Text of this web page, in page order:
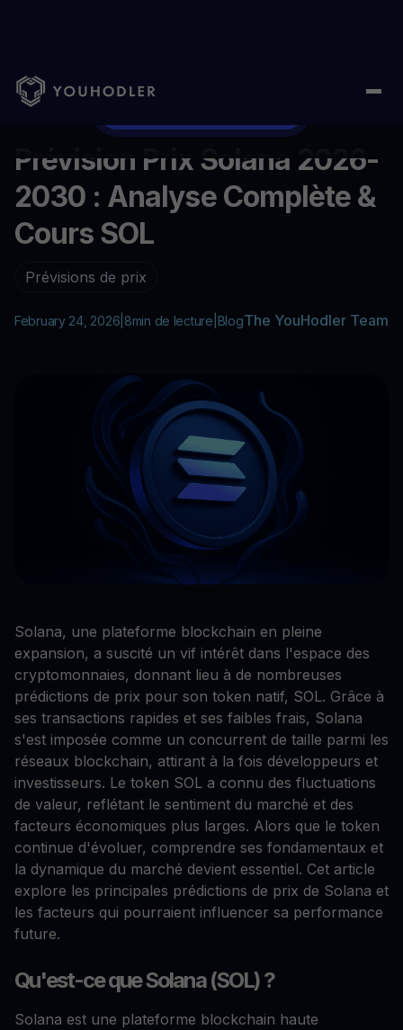
Home Blog/ Prévision Prix Solana 2026-2030 : Analyse
Prévision Prix Solana 2026-
2030 : Analyse Complète &
Cours SOL
Prévisions de prix
February 24, 2026 8min de lecture BlogThe YouHodler Team
Solana, une plateforme blockchain en pleine
expansion, a suscité un vif intérêt dans l'espace des
cryptomonnaies, donnant lieu à de nombreuses
prédictions de prix pour son token natif, SOL. Grâce à
ses transactions rapides et ses faibles frais, Solana
s'est imposée comme un concurrent de taille parmi les
réseaux blockchain, attirant à la fois développeurs et
investisseurs. Le token SOL a connu des fluctuations
de valeur, reflétant le sentiment du marché et des
facteurs économiques plus larges. Alors que le token
continue d'évoluer, comprendre ses fondamentaux et
la dynamique du marché devient essentiel. Cet article
explore les principales prédictions de prix de Solana et
les facteurs qui pourraient influencer sa performance
future.
Qu'est-ce que Solana (SOL) ?
Solana est une plateforme blockchain haute